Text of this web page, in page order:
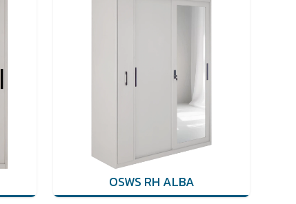
OSWS RH ALBA